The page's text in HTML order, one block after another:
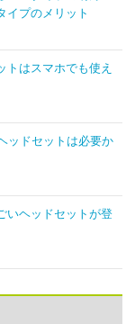
イプのメリット
トはスマホでも使え
ッドセットは必要か
いヘッドセットが登